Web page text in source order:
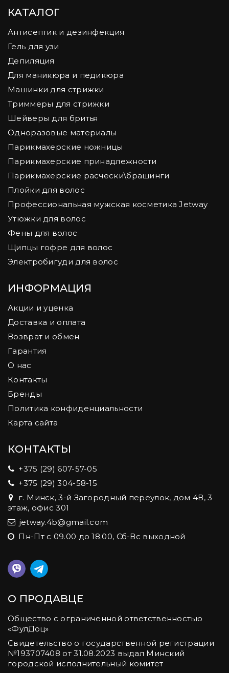
КАТАЛОГ
Антисептик и дезинфекция
Гель для узи
Депиляция
Для маникюра и педикюра
Машинки для стрижки
Триммеры для стрижки
Шейверы для бритья
Одноразовые материалы
Парикмахерские ножницы
Парикмахерские принадлежности
Парикмахерские расчески\брашинги
Плойки для волос
Профессиональная мужская косметика Jetway
Утюжки для волос
Фены для волос
Щипцы гофре для волос
Электробигуди для волос
ИНФОРМАЦИЯ
Акции и уценка
Доставка и оплата
Возврат и обмен
Гарантия
О нас
Контакты
Бренды
Политика конфиденциальности
Карта сайта
КОНТАКТЫ
+375 (29) 607-57-05
+375 (29) 304-58-15
г. Минск, 3-й Загородный переулок, дом 4В, 3
этаж, офис 301
jetway.4b@gmail.com
Пн-Пт с 09.00 до 18.00, Сб-Вс выходной
О ПРОДАВЦЕ
Общество с ограниченной ответственностью
«ФулДоц»
Свидетельство о государственной регистрации
№‎193707408 от 31.08.2023 выдал Минский
городской исполнительный комитет